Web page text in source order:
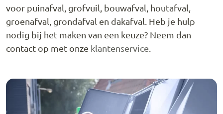
voor puinafval, grofvuil, bouwafval, houtafval,
groenafval, grondafval en dakafval. Heb je hulp
nodig bij het maken van een keuze? Neem dan
contact op met onze klantenservice